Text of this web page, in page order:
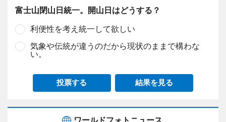
富士山閉山日統一。開山日はどうする？
利便性を考え統一して欲しい
気象や伝統が違うのだから現状のままで構わな
い。
投票する 結果を見る
ワールドフォトニュース